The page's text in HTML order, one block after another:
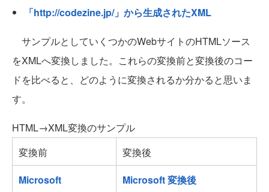
「http://codezine.jp/」から生成されたXML
サンプルとしていくつかのWebサイトのHTMLソース
をXMLへ変換しました。これらの変換前と変換後のコー
ドを比べると、どのように変換されるか分かると思いま
す。
HTML→XML変換のサンプル
変換前
変換後
Microsoft
Microsoft 変換後